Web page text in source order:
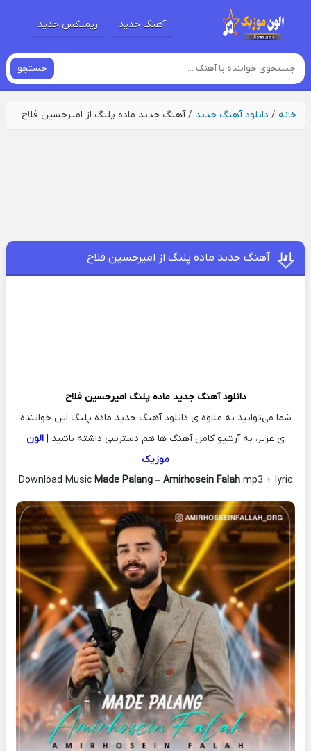
آهنگ جدید ریمیکس جدید
جستجو
خانه/ دانلود آهنگ جدید /آهنگ جدید ماده پلنگ از امیرحسین فلاح
آهنگ جدید ماده پلنگ از امیرحسین فلاح
دانلود آهنگ جدید ماده پلنگامیرحسین فلاح
شما می‌توانید به علاوه ی دانلود آهنگ جدید ماده پلنگ این خواننده
ی عزیز، به آرشیو کامل آهنگ ها هم دسترسی داشته باشید | الون
موزیک
Download Music Made Palang – Amirhosein Falah mp3 + lyric